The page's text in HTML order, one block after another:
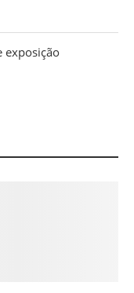
exposição